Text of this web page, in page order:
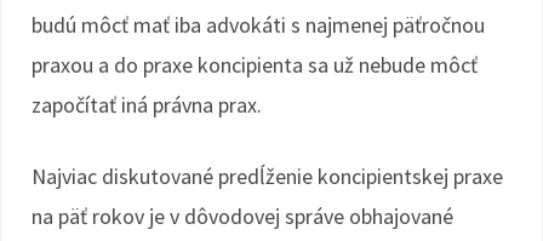
budú môcť mať iba advokáti s najmenej päťročnou
praxou a do praxe koncipienta sa už nebude môcť
započítať iná právna prax.
Najviac diskutované predĺženie koncipientskej praxe
na päť rokov je v dôvodovej správe obhajované